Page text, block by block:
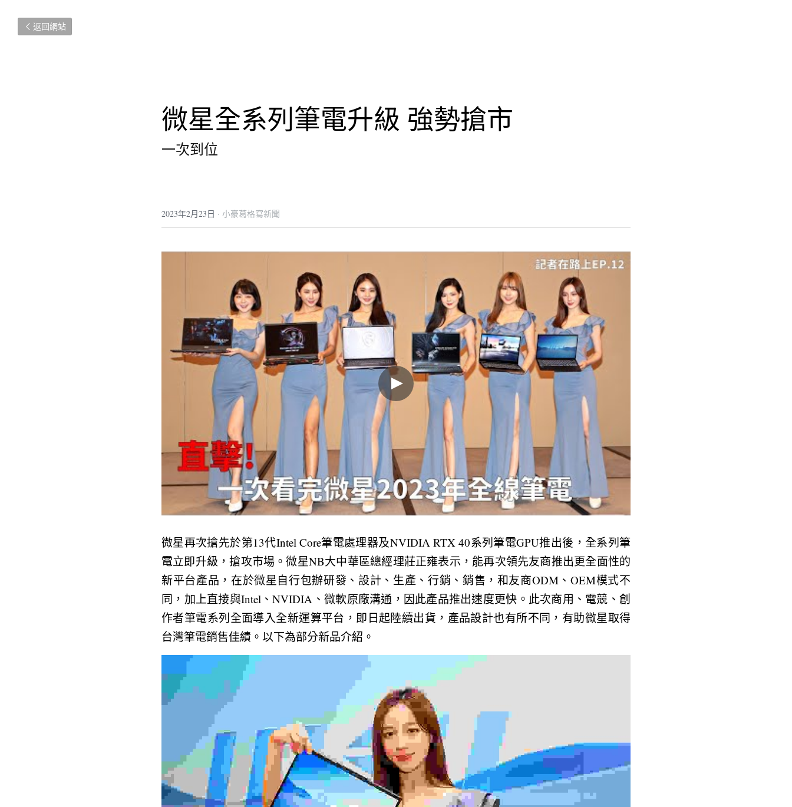
返回網站
微星全系列筆電升級 強勢搶市
一次到位
2023年2月23日 · 小豪葛格寫新聞
微星再次搶先於第13代Intel Core筆電處理器及NVIDIA RTX 40系列筆電GPU推出後，全系列筆
電立即升級，搶攻市場。微星NB大中華區總經理莊正雍表示，能再次領先友商推出更全面性的
新平台產品，在於微星自行包辦研發、設計、生產、行銷、銷售，和友商ODM、OEM模式不
同，加上直接與Intel、NVIDIA、微軟原廠溝通，因此產品推出速度更快。此次商用、電競、創
作者筆電系列全面導入全新運算平台，即日起陸續出貨，產品設計也有所不同，有助微星取得
台灣筆電銷售佳績。以下為部分新品介紹。